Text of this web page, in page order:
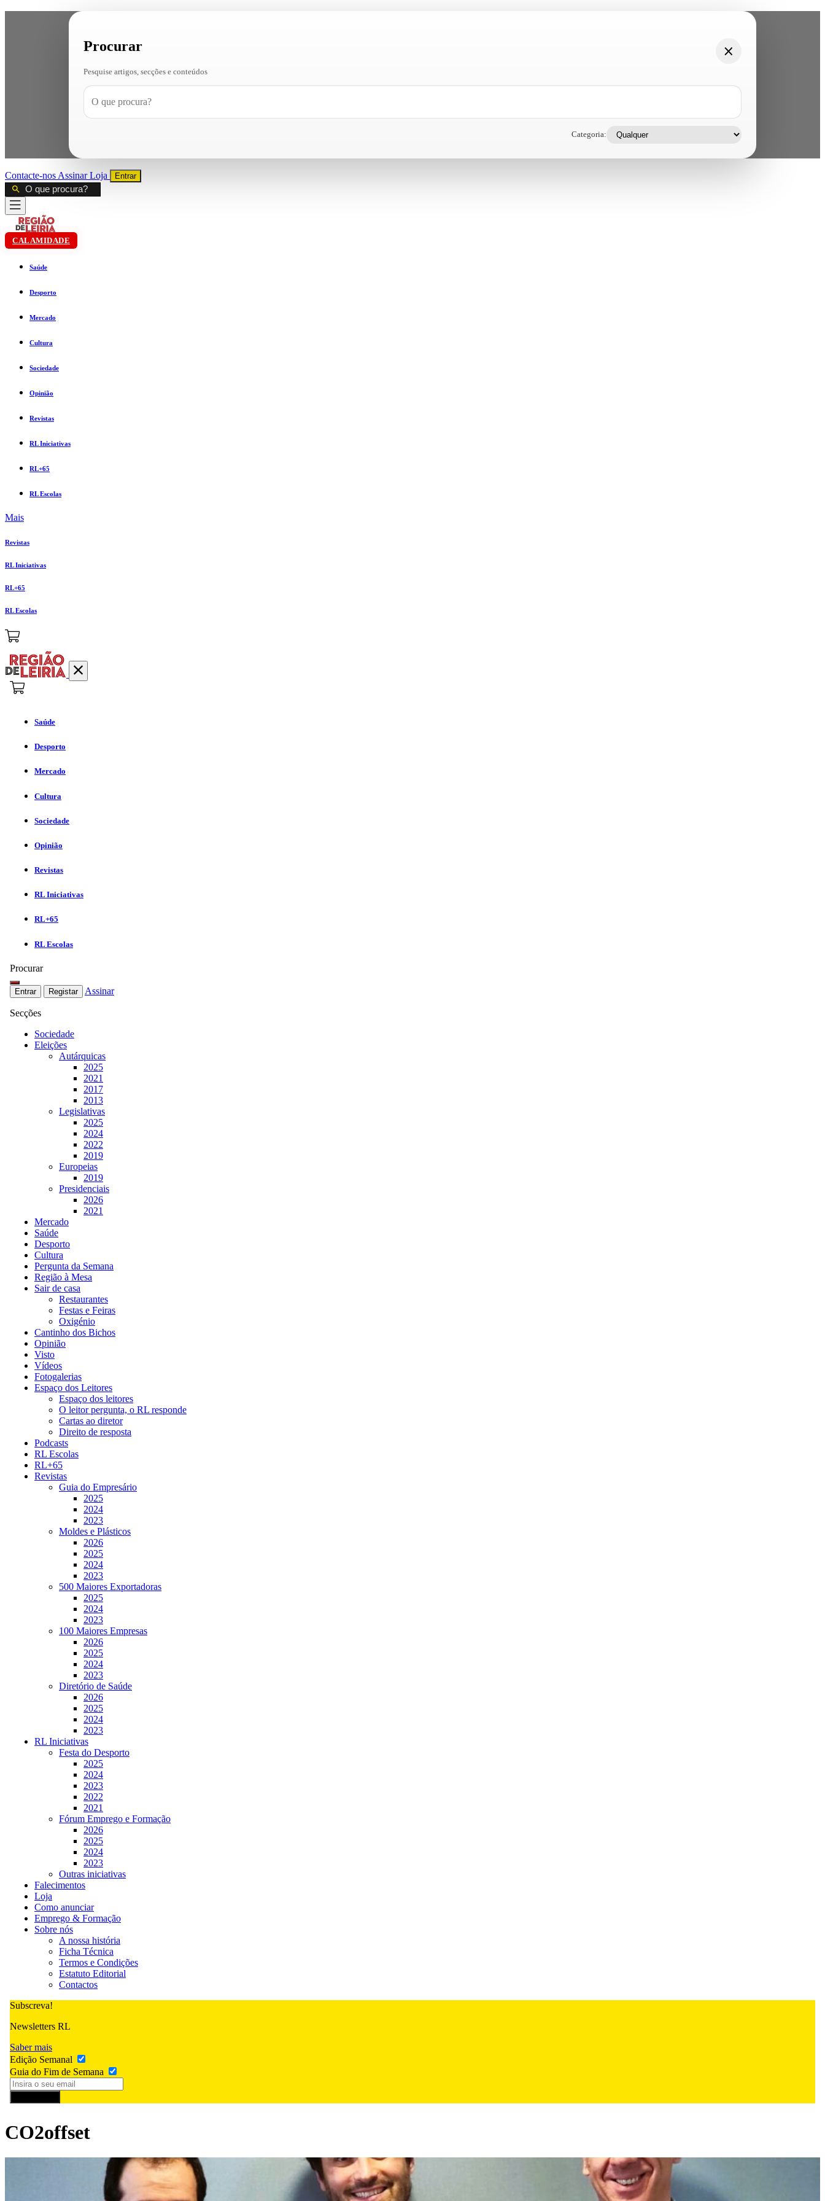
Procurar
Pesquise artigos, secções e conteúdos
Categoria:
Contacte-nos AssinarLoja Entrar
CALAMIDADE
Saúde
Desporto
Mercado
Cultura
Sociedade
Opinião
Revistas
RL Iniciativas
RL+65
RL Escolas
Mais
Revistas
RL Iniciativas
RL+65
RL Escolas
Saúde
Desporto
Mercado
Cultura
Sociedade
Opinião
Revistas
RL Iniciativas
RL+65
RL Escolas
Procurar
Entrar Registar Assinar
Secções
Sociedade
Eleições
Autárquicas
2025
2021
2017
2013
Legislativas
2025
2024
2022
2019
Europeias
2019
Presidenciais
2026
2021
Mercado
Saúde
Desporto
Cultura
Pergunta da Semana
Região à Mesa
Sair de casa
Restaurantes
Festas e Feiras
Oxigénio
Cantinho dos Bichos
Opinião
Visto
Vídeos
Fotogalerias
Espaço dos Leitores
Espaço dos leitores
O leitor pergunta, o RL responde
Cartas ao diretor
Direito de resposta
Podcasts
RL Escolas
RL+65
Revistas
Guia do Empresário
2025
2024
2023
Moldes e Plásticos
2026
2025
2024
2023
500 Maiores Exportadoras
2025
2024
2023
100 Maiores Empresas
2026
2025
2024
2023
Diretório de Saúde
2026
2025
2024
2023
RL Iniciativas
Festa do Desporto
2025
2024
2023
2022
2021
Fórum Emprego e Formação
2026
2025
2024
2023
Outras iniciativas
Falecimentos
Loja
Como anunciar
Emprego & Formação
Sobre nós
A nossa história
Ficha Técnica
Termos e Condições
Estatuto Editorial
Contactos
Subscreva!
Newsletters RL
Saber mais
Edição Semanal
Guia do Fim de Semana
CO2offset